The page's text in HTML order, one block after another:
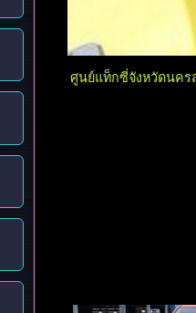
ศูนย์แท็กซี่จังหวัดนคร